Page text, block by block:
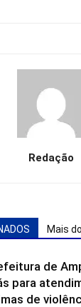
Redação
Mais
de
para
de